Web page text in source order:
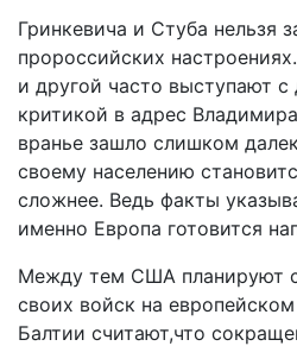
Гринкевича и Стуба нельзя
пророссийских
и другой часто выступают
критикой в адрес
вранье зашло слишком
своему населению
сложнее. Ведь факты
именно Европа готовится
Между тем США планируют
своих войск на
Балтии считают,что